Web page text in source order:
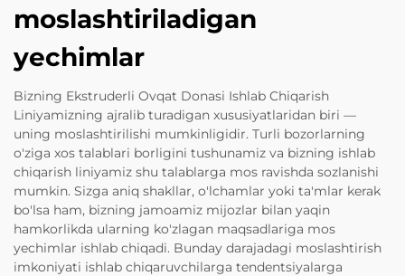
moslashtiriladigan
yechimlar
Bizning Ekstruderli Ovqat Donasi Ishlab Chiqarish
Liniyamizning ajralib turadigan xususiyatlaridan biri —
uning moslashtirilishi mumkinligidir. Turli bozorlarning
o'ziga xos talablari borligini tushunamiz va bizning ishlab
chiqarish liniyamiz shu talablarga mos ravishda sozlanishi
mumkin. Sizga aniq shakllar, o'lchamlar yoki ta'mlar kerak
bo'lsa ham, bizning jamoamiz mijozlar bilan yaqin
hamkorlikda ularning ko'zlagan maqsadlariga mos
yechimlar ishlab chiqadi. Bunday darajadagi moslashtirish
imkoniyati ishlab chiqaruvchilarga tendentsiyalarga